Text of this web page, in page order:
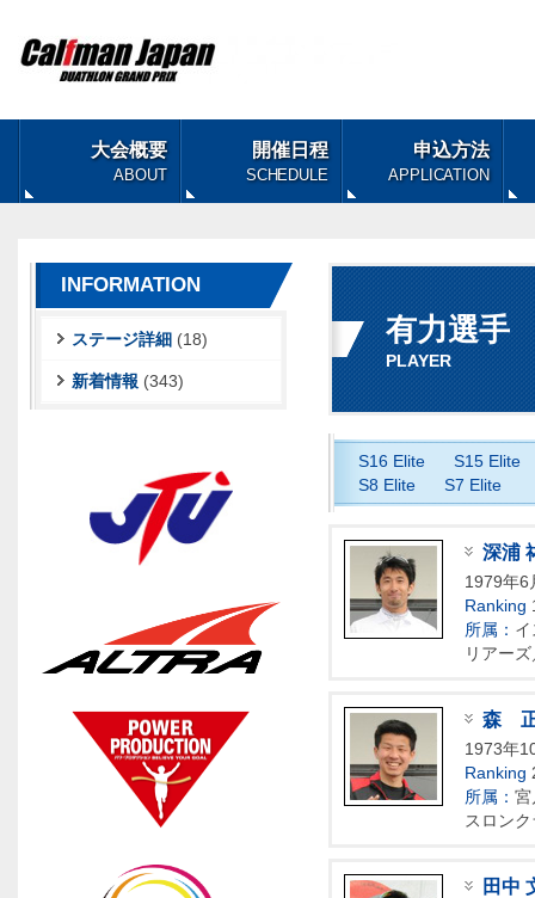
大会概要
ABOUT
開催日程
SCHEDULE
申込方法
APPLICATION
有力選手
PLAYER
S16 Elite
S15 Elite
S8 Elite
S7 Elite
深浦
1979年6
Ranking
所属：
リアー
森
1973年
Ranking
所属： 宮
スロン
田中
INFORMATION
ステージ詳細 (18)
新着情報 (343)